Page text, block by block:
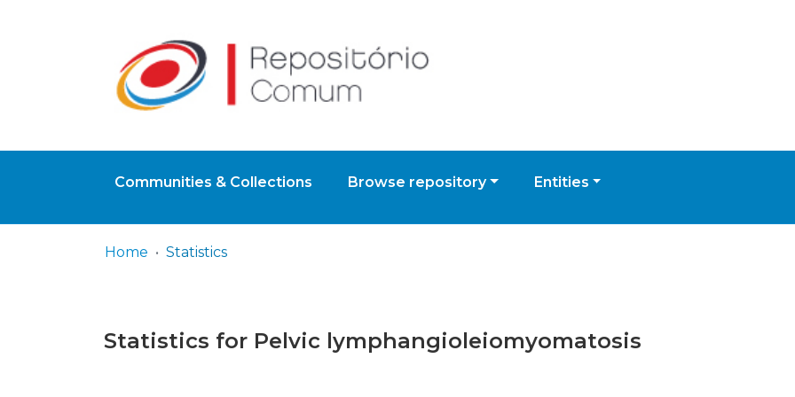
Communities & Collections Browse repository Entities
Home Statistics
Statistics for Pelvic lymphangioleiomyomatosis